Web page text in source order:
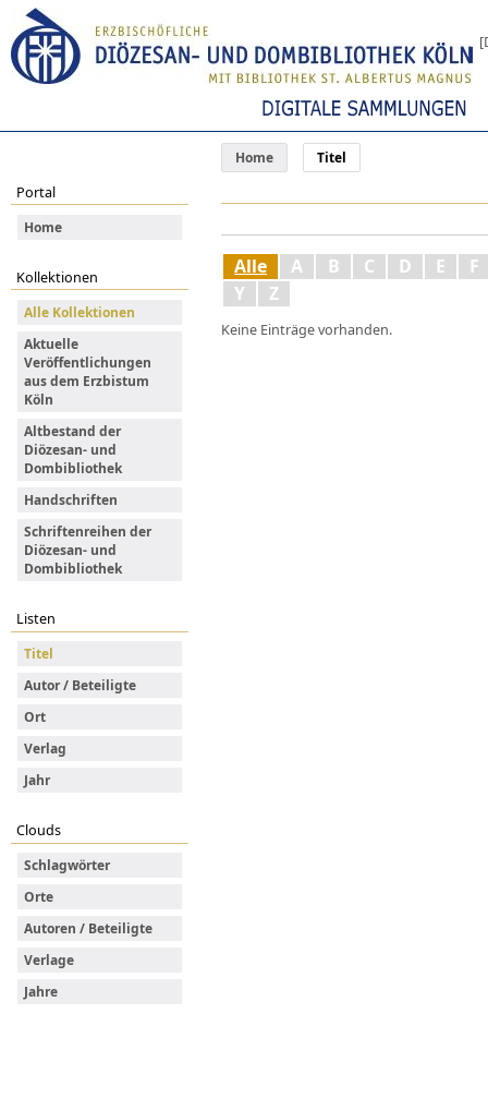
Home Titel
Portal
Home
Kollektionen
Alle Kollektionen
Aktuelle
Veröffentlichungen
aus dem Erzbistum
Köln
Altbestand der
Diözesan- und
Dombibliothek
Handschriften
Schriftenreihen der
Diözesan- und
Dombibliothek
Listen
Titel
Autor / Beteiligte
Ort
Verlag
Jahr
Clouds
Schlagwörter
Orte
Autoren / Beteiligte
Verlage
Jahre
Alle A B C D E
F
Y
Z
Keine Einträge vorhanden.